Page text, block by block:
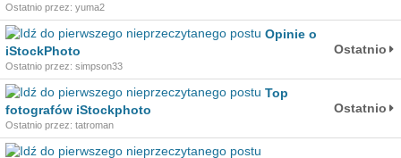
Ostatnio przez: yuma2
Opinie o
iStockPhoto
Ostatnio przez: simpson33
Ostatnio
Top
fotografów iStockphoto
Ostatnio przez: tatroman
Ostatnio